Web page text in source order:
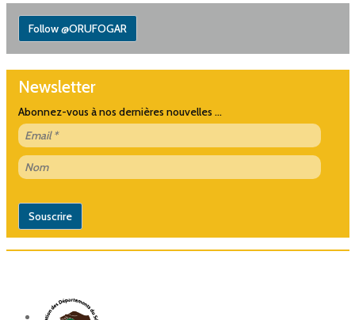
Follow @ORUFOGAR
Newsletter
Abonnez-vous à nos dernières nouvelles ...